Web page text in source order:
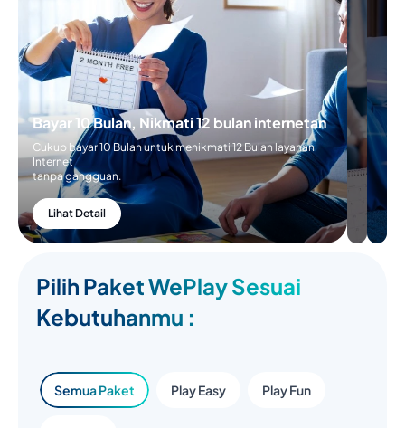
Bayar 10 Bulan, Nikmati 12 bulan internetan
Cukup bayar 10 Bulan untuk menikmati 12 Bulan layanan
Internet
tanpa gangguan.
Lihat Detail
Pilih Paket WePlay Sesuai
Kebutuhanmu :
Semua Paket Play Easy Play Fun